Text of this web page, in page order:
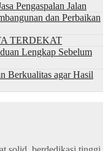
Pengaspalan Jalan
dan Perbaikan
TERDEKAT
Lengkap Sebelum
Berkualitas agar Hasil